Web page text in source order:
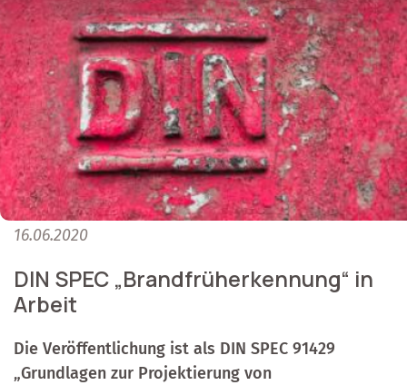
16.06.2020
DIN SPEC „Brandfrüherkennung“ in
Arbeit
Die Veröffentlichung ist als DIN SPEC 91429
„Grundlagen zur Projektierung von